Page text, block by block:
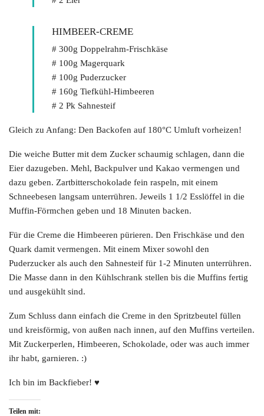
HIMBEER-CREME
# 300g Doppelrahm-Frischkäse
# 100g Magerquark
# 100g Puderzucker
# 160g Tiefkühl-Himbeeren
# 2 Pk Sahnesteif
Gleich zu Anfang: Den Backofen auf 180°C Umluft vorheizen!
Die weiche Butter mit dem Zucker schaumig schlagen, dann die
Eier dazugeben. Mehl, Backpulver und Kakao vermengen und
dazu geben. Zartbitterschokolade fein raspeln, mit einem
Schneebesen langsam unterrühren. Jeweils 1 1/2 Esslöffel in die
Muffin-Förmchen geben und 18 Minuten backen.
Für die Creme die Himbeeren pürieren. Den Frischkäse und den
Quark damit vermengen. Mit einem Mixer sowohl den
Puderzucker als auch den Sahnesteif für 1-2 Minuten unterrühren.
Die Masse dann in den Kühlschrank stellen bis die Muffins fertig
und ausgekühlt sind.
Zum Schluss dann einfach die Creme in den Spritzbeutel füllen
und kreisförmig, von außen nach innen, auf den Muffins verteilen.
Mit Zuckerperlen, Himbeeren, Schokolade, oder was auch immer
ihr habt, garnieren. :)
Ich bin im Backfieber! ♥
Teilen mit: